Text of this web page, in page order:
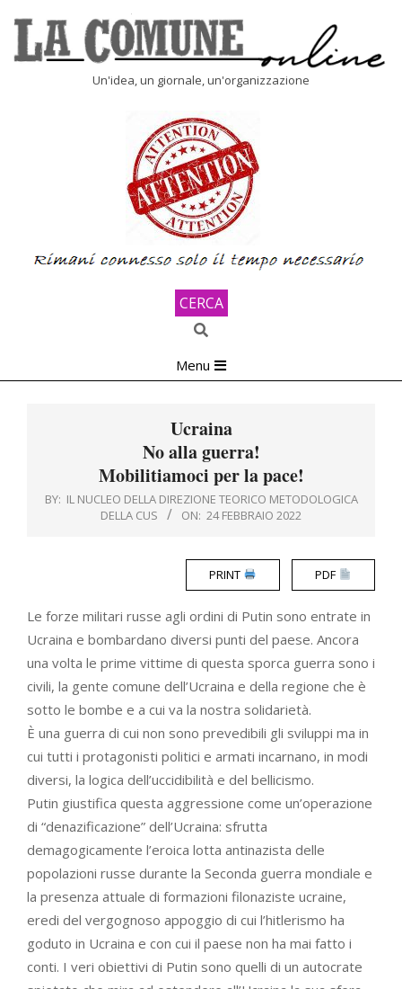
content
Un'idea, un giornale, un'organizzazione
CERCA
Search
Navigation
Menu
Ucraina
No alla guerra!
Mobilitiamoci per la pace!
BY: IL NUCLEO DELLA DIREZIONE TEORICO METODOLOGICA
DELLA CUS
ON: 24 FEBBRAIO 2022
PRINT PDF
Le forze militari russe agli ordini di Putin sono entrate in
Ucraina e bombardano diversi punti del paese. Ancora
una volta le prime vittime di questa sporca guerra sono i
civili, la gente comune dell’Ucraina e della regione che è
sotto le bombe e a cui va la nostra solidarietà.
È una guerra di cui non sono prevedibili gli sviluppi ma in
cui tutti i protagonisti politici e armati incarnano, in modi
diversi, la logica dell’uccidibilità e del bellicismo.
Putin giustifica questa aggressione come un’operazione
di “denazificazione” dell’Ucraina: sfrutta
demagogicamente l’eroica lotta antinazista delle
popolazioni russe durante la Seconda guerra mondiale e
la presenza attuale di formazioni filonaziste ucraine,
eredi del vergognoso appoggio di cui l’hitlerismo ha
goduto in Ucraina e con cui il paese non ha mai fatto i
conti. I veri obiettivi di Putin sono quelli di un autocrate